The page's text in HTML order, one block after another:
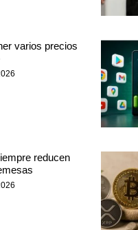
varios precios
reducen